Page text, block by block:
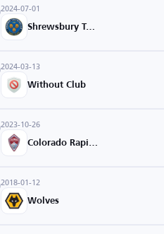
2024-07-01
Shrewsbury Town
2024-03-13
Without Club
2023-10-26
2018-01-12
Wolves